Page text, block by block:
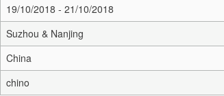
19/10/2018 - 21/10/2018
Suzhou & Nanjing
China
chino